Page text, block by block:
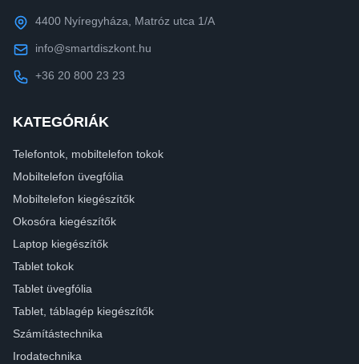
4400 Nyíregyháza, Matróz utca 1/A
info@smartdiszkont.hu
+36 20 800 23 23
KATEGÓRIÁK
Telefontok, mobiltelefon tokok
Mobiltelefon üvegfólia
Mobiltelefon kiegészítők
Okosóra kiegészítők
Laptop kiegészítők
Tablet tokok
Tablet üvegfólia
Tablet, táblagép kiegészítők
Számítástechnika
Irodatechnika